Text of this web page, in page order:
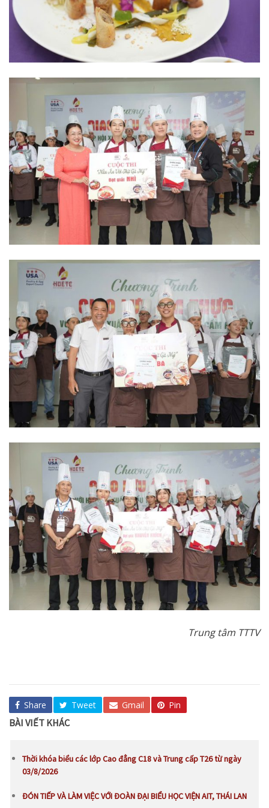
Trung tâm TTTV
Share Tweet Gmail Pin
BÀI VIẾT KHÁC
Thời khóa biểu các lớp Cao đẳng C18 và Trung cấp T26 từ ngày
03/8/2026
ĐÓN TIẾP VÀ LÀM VIỆC VỚI ĐOÀN ĐẠI BIỂU HỌC VIỆN AIT, THÁI LAN